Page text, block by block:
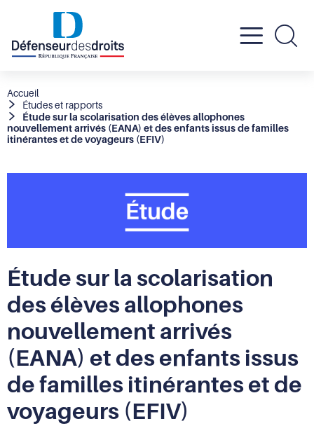
menu
Fil
d'Ariane
Accueil
Études et rapports
Étude sur la scolarisation des élèves allophones
nouvellement arrivés (EANA) et des enfants issus de familles
itinérantes et de voyageurs (EFIV)
Étude sur la scolarisation
des élèves allophones
nouvellement arrivés
(EANA) et des enfants issus
de familles itinérantes et de
voyageurs (EFIV)